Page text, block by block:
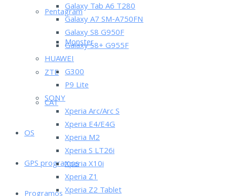
Pentagram
Monster
ZTE
CAT
OS
GPS programos
Galaxy Tab A6 T280
Galaxy A7 SM-A750FN
Galaxy S8 G950F
Galaxy S8+ G955F
HUAWEI
G300
P9 Lite
SONY
Xperia Arc/Arc S
Xperia E4/E4G
Xperia M2
Xperia S LT26i
Xperia X10i
Xperia Z1
Xperia Z2 Tablet